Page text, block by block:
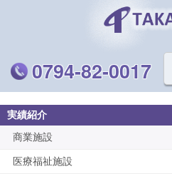
0794-82-0017
実績紹介
商業施設
医療福祉施設